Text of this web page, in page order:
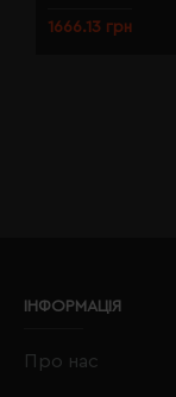
1666.13 грн
ІНФОРМАЦІЯ
Про нас